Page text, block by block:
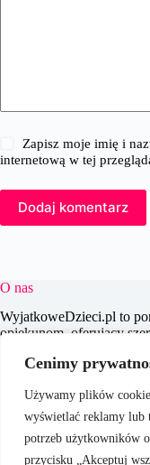
Cenimy
Używamy plików
wyświetlać reklamy lub
potrzeb użytkowników
przycisku „Akceptuj
Zapisz moje imię i
internetową w tej
Dodaj komentarz
O nas
WyjatkoweDzieci.pl to
opiekunom, oferujący
celem jest wspieranie
praktycznych treści,
efektywnym